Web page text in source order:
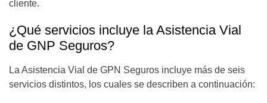
cliente.
¿Qué servicios incluye la Asistencia Vial
de GNP Seguros?
La Asistencia Vial de GPN Seguros incluye más de seis
servicios distintos, los cuales se describen a continuación: